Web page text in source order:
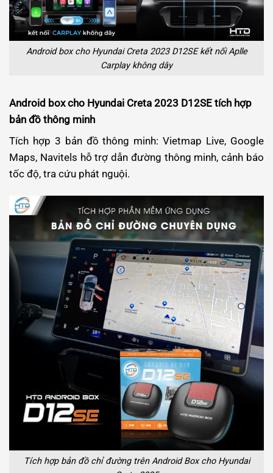
Android box cho Hyundai Creta 2023 D12SE kết nối Aplle
Carplay không dây
Android box cho Hyundai Creta 2023 D12SE tích hợp
bản đồ thông minh
Tích hợp 3 bản đồ thông minh: Vietmap Live, Google
Maps, Navitels hỗ trợ dẫn đường thông minh, cảnh báo
tốc độ, tra cứu phát nguội.
Tích hợp bản đồ chỉ đường trên Android Box cho Hyundai